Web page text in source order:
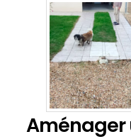
Aménager